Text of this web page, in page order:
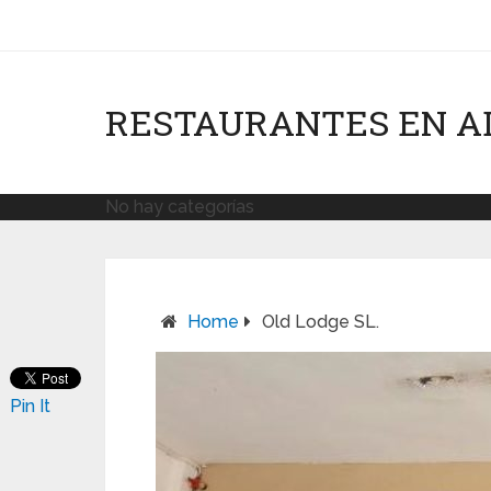
RESTAURANTES EN
No hay categorías
Home Old Lodge SL.
Pin It